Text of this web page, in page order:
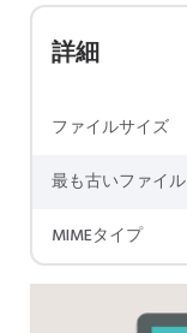
詳細
ファイルサイズ
最も古いファイル
MIMEタイプ